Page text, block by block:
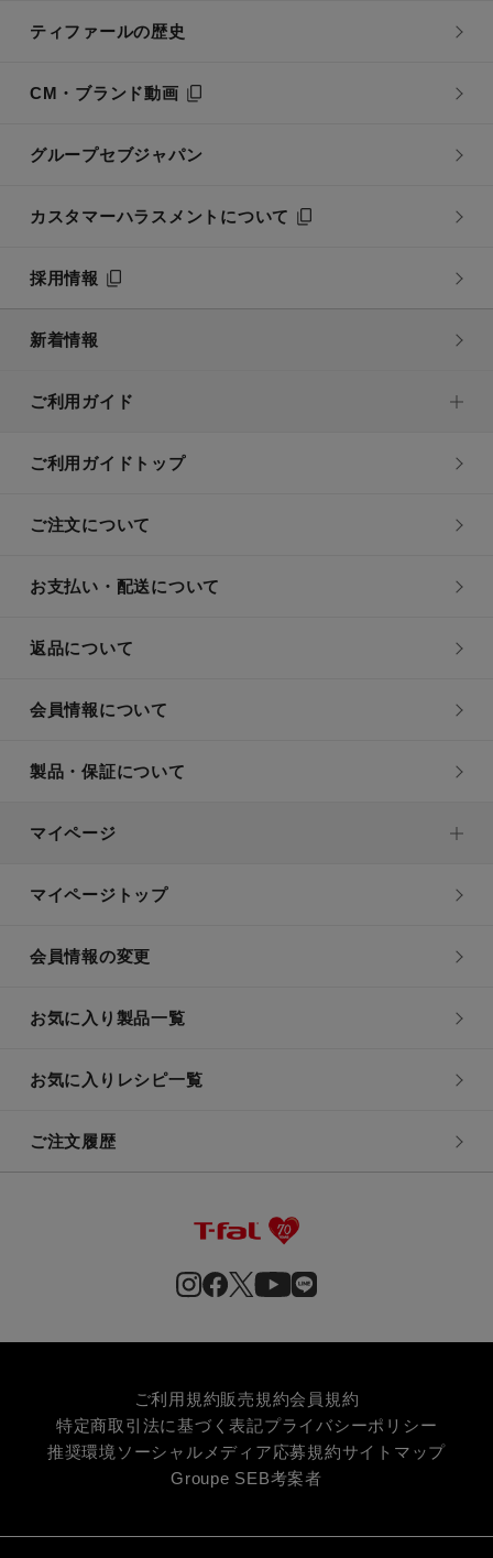
ティファールの歴史
CM・ブランド動画
グループセブジャパン
カスタマーハラスメントについて
採用情報
新着情報
ご利用ガイド
ご利用ガイドトップ
ご注文について
お支払い・配送について
返品について
会員情報について
製品・保証について
マイページ
マイページトップ
会員情報の変更
お気に入り製品一覧
お気に入りレシピ一覧
ご注文履歴
ご利用規約販売規約会員規約
特定商取引法に基づく表記プライバシーポリシー
推奨環境 ソーシャルメディア応募規約サイトマップ
Groupe SEB考案者